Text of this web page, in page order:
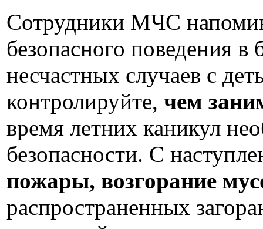
Сотрудники МЧС
безопасного поведения
несчастных случаев с
контролируйте, чем
время летних каникул
безопасности. С
пожары, возгорание
распространенных